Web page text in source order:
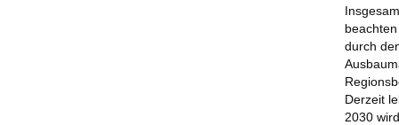
durch
Derzeit
2030